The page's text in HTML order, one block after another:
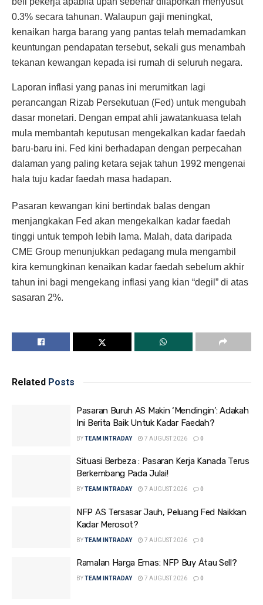
0.3% secara tahunan. Walaupun gaji meningkat,
kenaikan harga barang yang pantas telah memadamkan
keuntungan pendapatan tersebut, sekali gus menambah
tekanan kewangan kepada isi rumah di seluruh negara.
Laporan inflasi yang panas ini merumitkan lagi
perancangan Rizab Persekutuan (Fed) untuk mengubah
dasar monetari. Dengan empat ahli jawatankuasa telah
mula membantah keputusan mengekalkan kadar faedah
baru-baru ini. Fed kini berhadapan dengan perpecahan
dalaman yang paling ketara sejak tahun 1992 mengenai
hala tuju kadar faedah masa hadapan.
Pasaran kewangan kini bertindak balas dengan
menjangkakan Fed akan mengekalkan kadar faedah
tinggi untuk tempoh lebih lama. Malah, data daripada
CME Group menunjukkan pedagang mula mengambil
kira kemungkinan kenaikan kadar faedah sebelum akhir
tahun ini bagi mengekang inflasi yang kian “degil” di atas
sasaran 2%.
Related Posts
Pasaran Buruh AS Makin ‘Mendingin’: Adakah
Ini Berita Baik Untuk Kadar Faedah?
BYTEAM INTRADAY 7 AUGUST 2026 0
Situasi Berbeza : Pasaran Kerja Kanada Terus
Berkembang Pada Julai!
BY TEAM INTRADAY 7 AUGUST 2026 0
NFP AS Tersasar Jauh, Peluang Fed Naikkan
Kadar Merosot?
BYTEAM INTRADAY 7 AUGUST 2026 0
Ramalan Harga Emas: NFP Buy Atau Sell?
BY TEAM INTRADAY 7 AUGUST 2026 0